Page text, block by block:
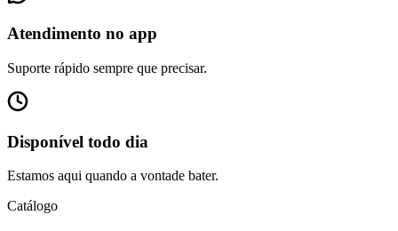
Atendimento no app
Suporte rápido sempre que precisar.
Disponível todo dia
Estamos aqui quando a vontade bater.
Catálogo